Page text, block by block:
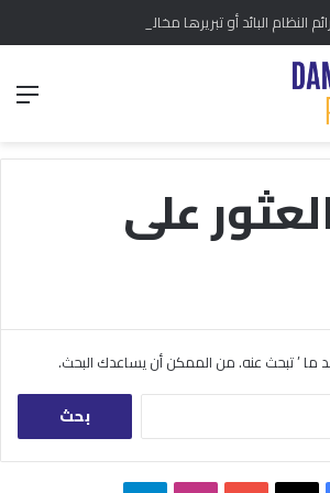
على
ما ’ تبحث عنه. من الممكن أن يساعدك البحث.
البحث